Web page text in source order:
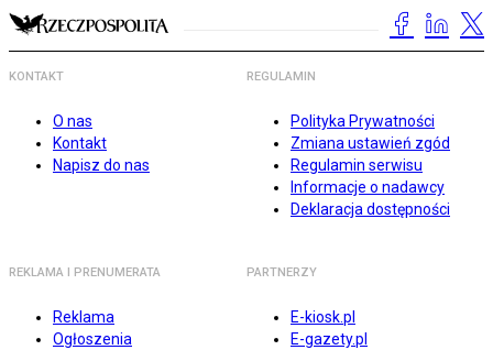
KONTAKT
O nas
Kontakt
Napisz do nas
REGULAMIN
Polityka Prywatności
Zmiana ustawień zgód
Regulamin serwisu
Informacje o nadawcy
Deklaracja dostępności
REKLAMA I PRENUMERATA
Reklama
Ogłoszenia
PARTNERZY
E-kiosk.pl
E-gazety.pl